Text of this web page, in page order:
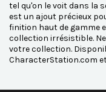
tel qu'on le voit dans la
est un ajout précieux
finition haut de gamme
collection irrésistible.
votre collection.
CharacterStation.com